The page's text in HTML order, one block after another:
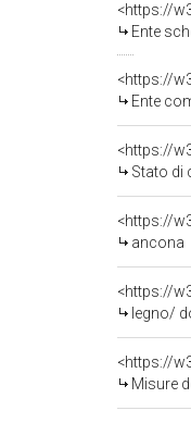
<https://
Ente
<https://
Ente
<https://
Stato di
<https://
ancona
<https://
legno/
<https://
Misure